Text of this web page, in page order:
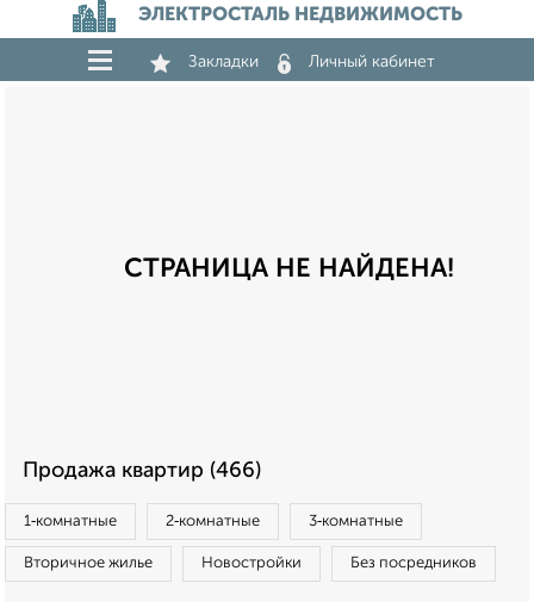
ЭЛЕКТРОСТАЛЬ НЕДВИЖИМОСТЬ
Закладки Личный кабинет
СТРАНИЦА НЕ НАЙДЕНА!
Продажа квартир (466)
1‑комнатные 2‑комнатные 3‑комнатные
Вторичное жилье Новостройки Без посредников